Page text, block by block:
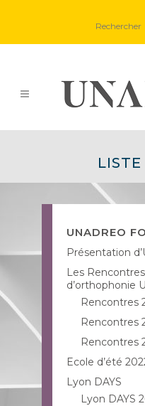
UNADREO
Présentation
Les
d’orthophonie
Rencontres
Rencontres
Rencontres
Ecole d’été
Lyon DAYS
Lyon DAYS